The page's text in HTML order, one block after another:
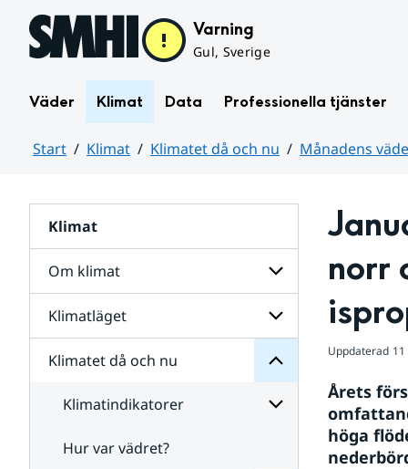
Hoppa till sidans innehåll Varning
Gul, Sverige
Väder Klimat Data Professionella tjänster
Start Klimat Klimatet då och nu Månadens
Klimat
Om klimat
Undersidor
för
Om
klimat
Klimatläget
Undersidor
Klimatläget
Klimatet då och nu
Undersidor
för
Klimatet
då
och
Klimatindikatorer
Undersidor
Hur var vädret?
Månadens
väder
vatten
i
norr
Uppdaterad
Årets
höga